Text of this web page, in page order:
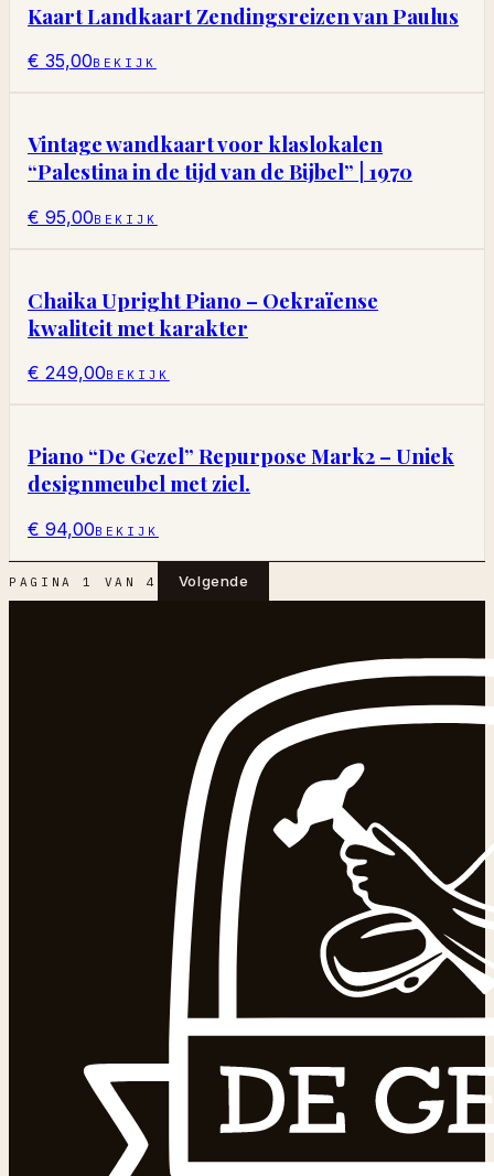
Kaart Landkaart Zendingsreizen van Paulus
€ 35,00BEKIJK
Vintage wandkaart voor klaslokalen
“Palestina in de tijd van de Bijbel” | 1970
€ 95,00BEKIJK
Chaika Upright Piano – Oekraïense
kwaliteit met karakter
€ 249,00BEKIJK
Piano “De Gezel” Repurpose Mark2 – Uniek
designmeubel met ziel.
€ 94,00BEKIJK
PAGINA1 VAN4 Volgende